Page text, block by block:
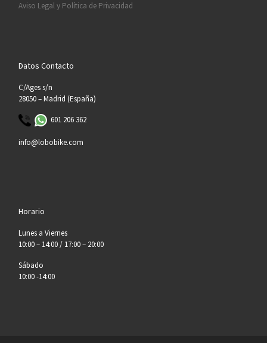
Aviso Legal y Política de Privacidad
Datos Contacto
C/Ages s/n
28050 – Madrid (España)
601 206 362
info@lobobike.com
Horario
Lunes a Viernes
10:00 – 14:00 / 17:00 – 20:00
Sábado
10:00 -14:00